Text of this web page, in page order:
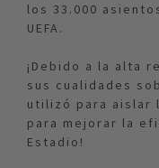
los 33.000
UEFA.
¡Debido a la alta
sus cualidades
utilizó para aislar
para mejorar la
Estadio!